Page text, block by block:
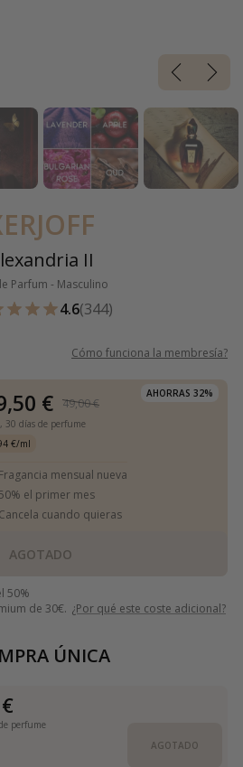
II
Parfum - Masculino
4.6(344)
Cómo funciona la membresía?
AHORRAS 32%
€ 49,00 €
30 días de perfume
€/ml
mensual nueva
50% el primer mes
Cancela cuando quieras
AGOTADO
50%
de 30€. ¿Por qué este coste adicional?
ÚNICA
perfume
AGOTADO